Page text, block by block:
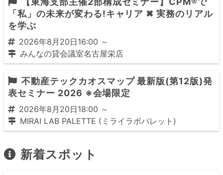
「私」の未来が変わる!キャリア ✖ 実務のリアル
を学ぶ
2026年8月20日16:00 ～
みんなの貸会議室名古屋栄店
不動産テックカオスマップ 最新版(第12版)発
表セミナー 2026 ※会場限定
2026年8月20日18:00 ～
MIRAI LAB PALETTE (ミライラボパレット)
新着スポット